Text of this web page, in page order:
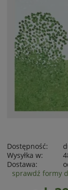
Dostępność:
Wysyłka w:
Dostawa:
sprawdź formy